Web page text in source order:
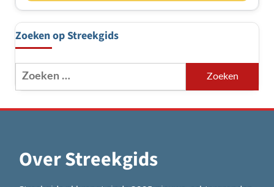
Zoeken op Streekgids
Zoeken
naar:
Over Streekgids